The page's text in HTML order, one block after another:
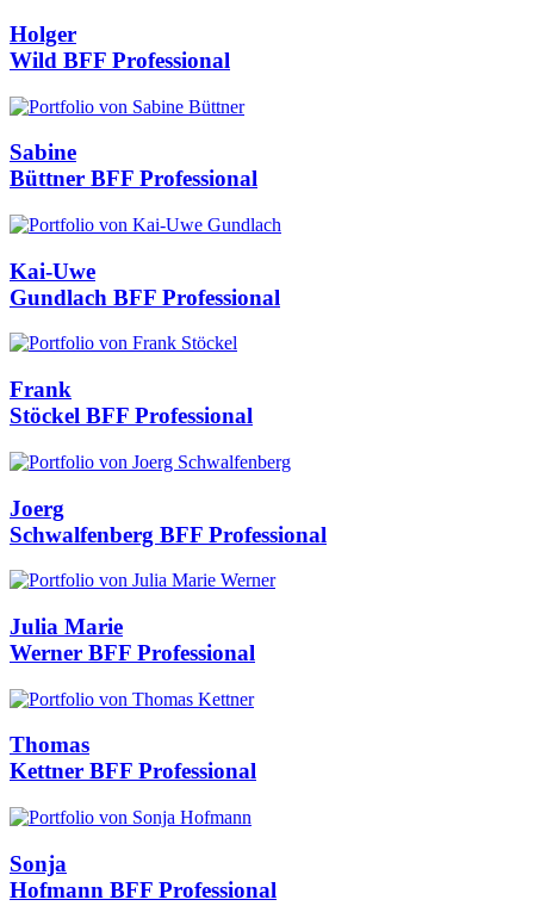
Holger
Wild BFF Professional
Sabine
Büttner BFF Professional
Kai-Uwe
Gundlach BFF Professional
Frank
Stöckel BFF Professional
Joerg
Schwalfenberg BFF Professional
Julia Marie
Werner BFF Professional
Thomas
Kettner BFF Professional
Sonja
Hofmann BFF Professional